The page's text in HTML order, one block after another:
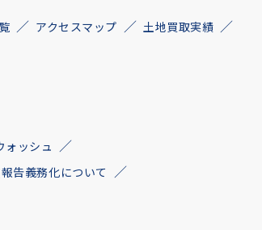
アクセスマップ
土地買取実績
ォッシュ
告義務化について